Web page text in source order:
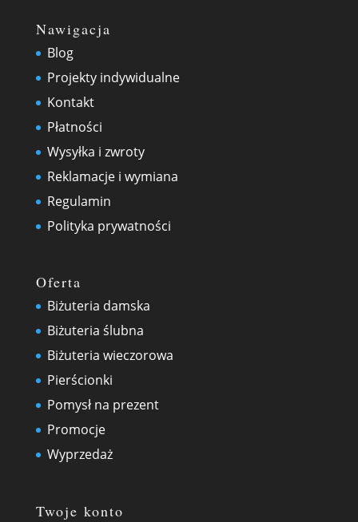
Nawigacja
Blog
Projekty indywidualne
Kontakt
Płatności
Wysyłka i zwroty
Reklamacje i wymiana
Regulamin
Polityka prywatności
Oferta
Biżuteria damska
Biżuteria ślubna
Biżuteria wieczorowa
Pierścionki
Pomysł na prezent
Promocje
Wyprzedaż
Twoje konto